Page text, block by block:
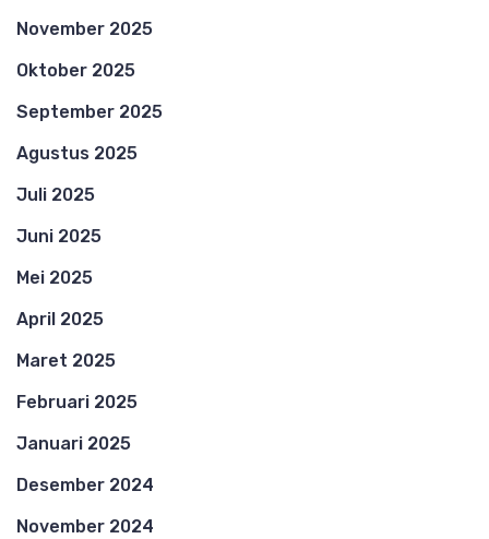
November 2025
Oktober 2025
September 2025
Agustus 2025
Juli 2025
Juni 2025
Mei 2025
April 2025
Maret 2025
Februari 2025
Januari 2025
Desember 2024
November 2024